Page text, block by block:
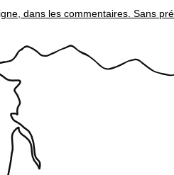
dans les commentaires. Sans